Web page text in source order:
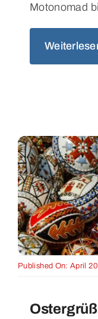
Motonomad
Published On: April